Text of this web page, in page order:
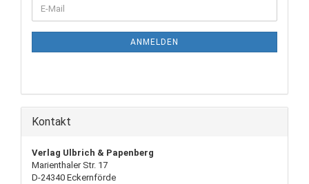
ANMELDEN
Kontakt
Verlag Ulbrich & Papenberg
Marienthaler Str. 17
D-24340 Eckernförde